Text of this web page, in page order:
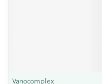
Vanocomplex